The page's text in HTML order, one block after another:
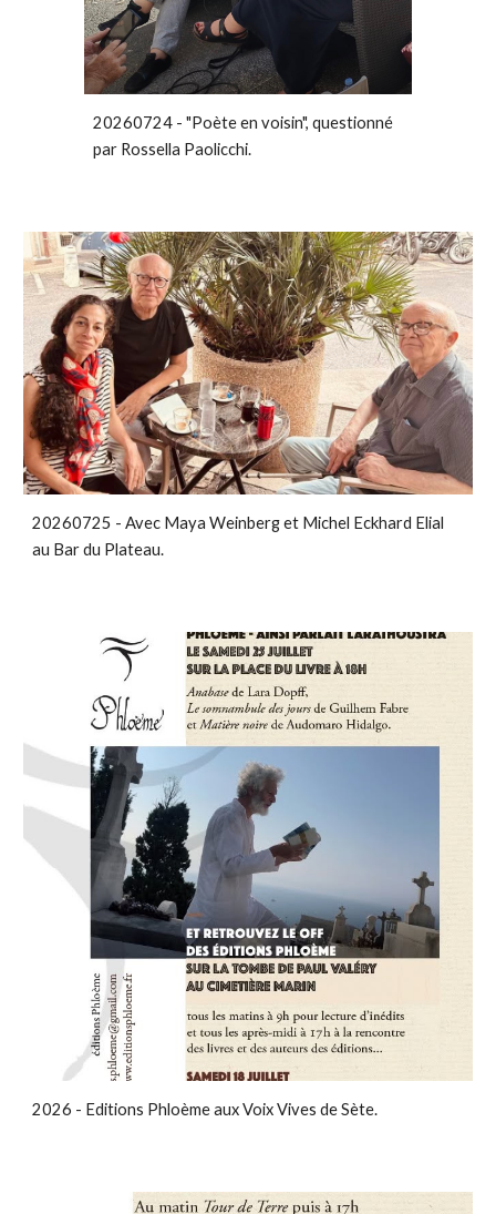
20260724 - "Poète en voisin", questionné
par Rossella Paolicchi.
20260725 - Avec Maya Weinberg et Michel Eckhard Elial
au Bar du Plateau.
2026 - Editions Phloème aux Voix Vives de Sète.